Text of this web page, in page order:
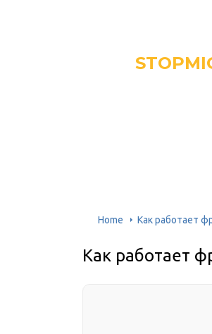
Home Как работает
Как работает